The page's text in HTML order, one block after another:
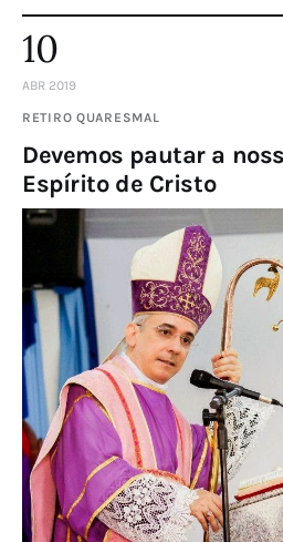
10
ABR 2019
RETIRO QUARESMAL
Devemos pautar a
Espírito de Cristo